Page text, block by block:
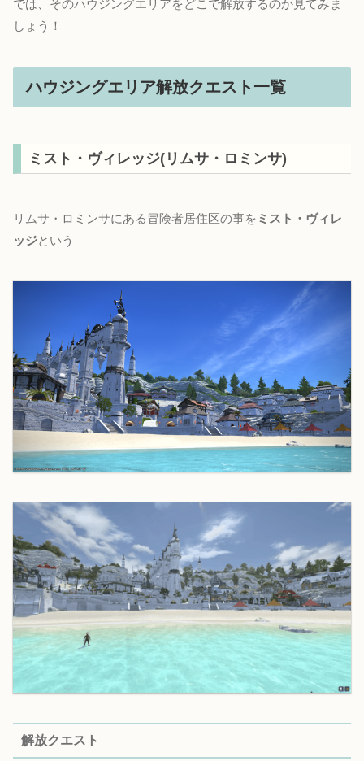
では、そのハウジングエリアをどこで解放するのか見てみま
しょう！
ハウジングエリア解放クエスト一覧
ミスト・ヴィレッジ(リムサ・ロミンサ)
リムサ・ロミンサにある冒険者居住区の事を ミスト・ヴィレ
ッジという
解放クエスト